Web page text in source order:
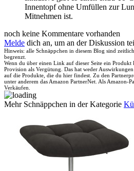
Innentopf ohne Umfüllen zur
Mitnehmen ist.
noch keine Kommentare vorhanden
Melde dich an, um an der Diskussion
Hinweis: alle Schnäppchen in diesem Blog sind
begrenzt.
Wenn du über einen Link auf dieser Seite ein
Provision als Vergütung. Das hat weder
auf die Produkte, die du hier findest. Zu den
unter anderem das Amazon PartnerNet. Als Amazon-
Verkäufen.
Mehr Schnäppchen in der Kategorie